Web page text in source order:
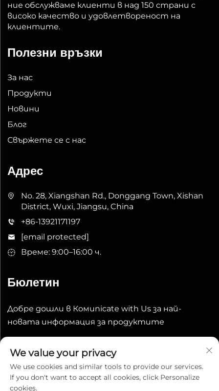
ние обслужваме клиенти в над 150 страни с
високо качество и удовлетвореност на
клиентите.
Полезни връзки
За нас
Продукти
Новини
Блог
Свържете се с нас
Адрес
No. 28, Xiangshan Rd., Donggang Town, Xishan
District, Wuxi, Jiangsu, China
+86-13921171197
[email protected]
Време: 9:00–16:00 ч.
Бюлетин
Добре дошли в Комunicate with Us за най-
новата информация за продуктите
We value your privacy
We use cookies and similar tools to provide our services.
If you don't want to accept all cookies, click Personalize
cookies.